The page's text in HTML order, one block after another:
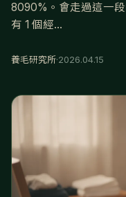
8090%。會走過這一
有 1 個經...
養毛研究所·2026.04.15